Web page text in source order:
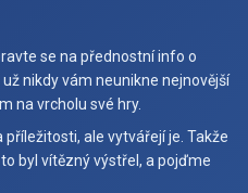
se na přednostní info o
nikdy vám neunikne nejnovější
na vrcholu své hry.
ale vytvářejí je. Takže
byl vítězný výstřel, a pojďme